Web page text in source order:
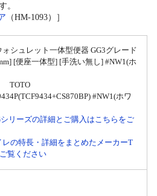
。
（HM-1093）］
シュレット一体型便器 GG3グレード
[便座一体型] [手洗い無し] #NW1(ホ
TOTO
#NW1(ホワ
リーズの詳細とご購入はこちらをご
レの特長・詳細をまとめたメーカーT
覧ください